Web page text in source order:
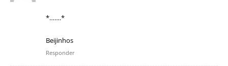
*…….*
Beijinhos
Responder